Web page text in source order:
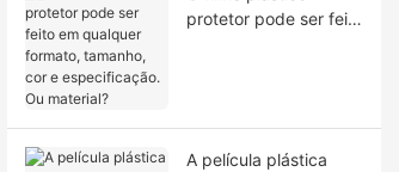
protetor pode ser feito
A película plástica